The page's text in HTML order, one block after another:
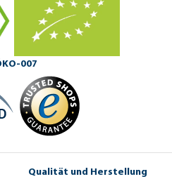
007
Qualität und Herstellung